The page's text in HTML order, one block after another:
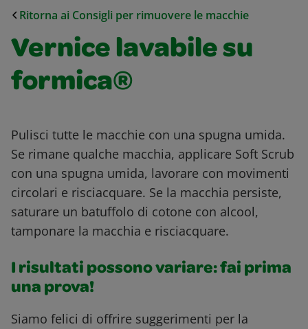
Ritorna ai Consigli per rimuovere le macchie
Vernice lavabile su
formica®
Pulisci tutte le macchie con una spugna umida.
Se rimane qualche macchia, applicare Soft Scrub
con una spugna umida, lavorare con movimenti
circolari e risciacquare. Se la macchia persiste,
saturare un batuffolo di cotone con alcool,
tamponare la macchia e risciacquare.
I risultati possono variare: fai prima
una prova!
Siamo felici di offrire suggerimenti per la